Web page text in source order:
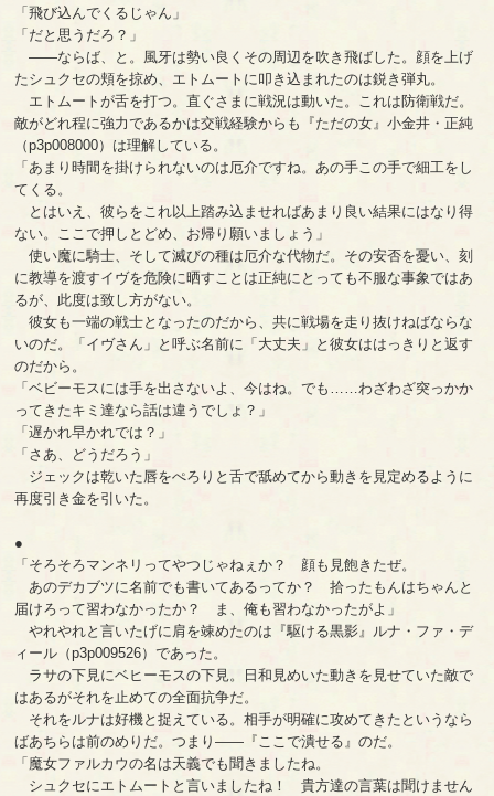
「飛び込んでくるじゃん」
「だと思うだろ？」
――ならば、と。風牙は勢い良くその周辺を吹き飛ばした。顔を上げ
たシュクセの頬を掠め、エトムートに叩き込まれたのは鋭き弾丸。
エトムートが舌を打つ。直ぐさまに戦況は動いた。これは防衛戦だ。
敵がどれ程に強力であるかは交戦経験からも『ただの女』小金井・正純
（p3p008000）は理解している。
「あまり時間を掛けられないのは厄介ですね。あの手この手で細工をし
てくる。
とはいえ、彼らをこれ以上踏み込ませればあまり良い結果にはなり得
ない。ここで押しとどめ、お帰り願いましょう」
使い魔に騎士、そして滅びの種は厄介な代物だ。その安否を憂い、刻
に教導を渡すイヴを危険に晒すことは正純にとっても不服な事象ではあ
るが、此度は致し方がない。
彼女も一端の戦士となったのだから、共に戦場を走り抜けねばならな
いのだ。「イヴさん」と呼ぶ名前に「大丈夫」と彼女ははっきりと返す
のだから。
「ベビーモスには手を出さないよ、今はね。でも……わざわざ突っかか
ってきたキミ達なら話は違うでしょ？」
「遅かれ早かれでは？」
「さあ、どうだろう」
ジェックは乾いた唇をぺろりと舌で舐めてから動きを見定めるように
再度引き金を引いた。
●
「そろそろマンネリってやつじゃねぇか？ 顔も見飽きたぜ。
あのデカブツに名前でも書いてあるってか？ 拾ったもんはちゃんと
届けろって習わなかったか？ ま、俺も習わなかったがよ」
やれやれと言いたげに肩を竦めたのは『駆ける黒影』ルナ・ファ・デ
ィール（p3p009526）であった。
ラサの下見にベヒーモスの下見。日和見めいた動きを見せていた敵で
はあるがそれを止めての全面抗争だ。
それをルナは好機と捉えている。相手が明確に攻めてきたというなら
ばあちらは前のめりだ。つまり――『ここで潰せる』のだ。
「魔女ファルカウの名は天義でも聞きましたね。
シュクセにエトムートと言いましたね！ 貴方達の言葉は聞けません